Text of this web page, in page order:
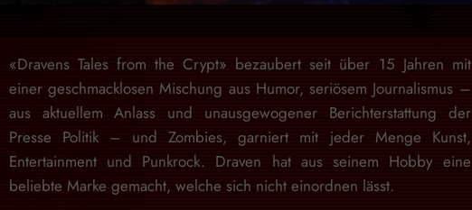
«Dravens Tales from the Crypt» bezaubert seit über 15 Jahren mit
einer geschmacklosen Mischung aus Humor, seriösem Journalismus –
aus aktuellem Anlass und unausgewogener Berichterstattung der
Presse Politik – und Zombies, garniert mit jeder Menge Kunst,
Entertainment und Punkrock. Draven hat aus seinem Hobby eine
beliebte Marke gemacht, welche sich nicht einordnen lässt.